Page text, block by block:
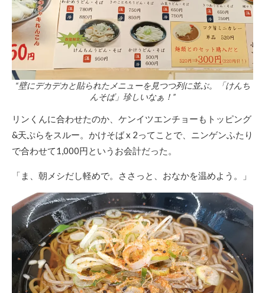
“壁にデカデカと貼られたメニューを見つつ列に並ぶ。「けんち
んそば」珍しいなぁ！”
リンくんに合わせたのか、ケンイツエンチョーもトッピング
&天ぷらをスルー。かけそば x 2ってことで、ニンゲンふたり
で合わせて1,000円というお会計だった。
「ま、朝メシだし軽めで。ささっと、おなかを温めよう。」